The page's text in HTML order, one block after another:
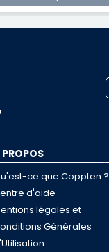
ce que Coppten ?
d'aide
légales et
Générales